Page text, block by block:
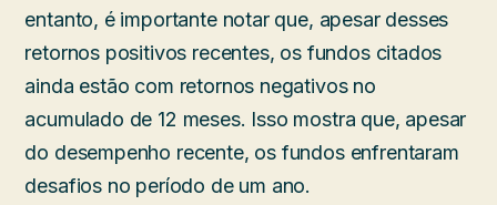
entanto, é importante notar que, apesar desses
retornos positivos recentes, os fundos citados
ainda estão com retornos negativos no
acumulado de 12 meses. Isso mostra que, apesar
do desempenho recente, os fundos enfrentaram
desafios no período de um ano.